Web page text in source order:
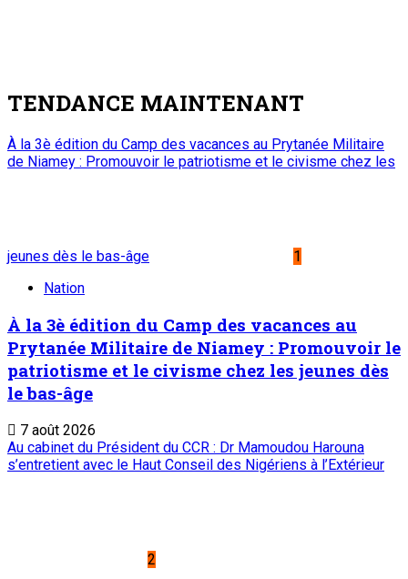
TENDANCE MAINTENANT
À la 3è édition du Camp des vacances au Prytanée Militaire
de Niamey : Promouvoir le patriotisme et le civisme chez les
jeunes dès le bas-âge
1
Nation
À la 3è édition du Camp des vacances au
Prytanée Militaire de Niamey : Promouvoir le
patriotisme et le civisme chez les jeunes dès
le bas-âge
7 août 2026
Au cabinet du Président du CCR : Dr Mamoudou Harouna
s’entretient avec le Haut Conseil des Nigériens à l’Extérieur
2